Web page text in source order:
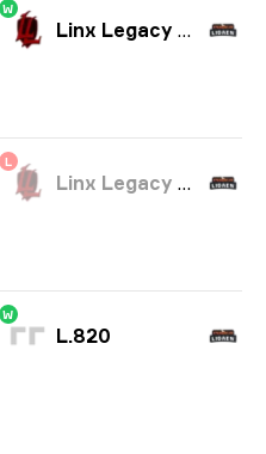
W
Linx Legacy Esport
L
Linx Legacy Esport
W
L.820